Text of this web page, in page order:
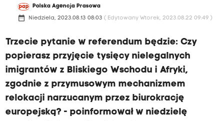
Polska Agencja Prasowa
date_range Niedziela, 2023.08.13 08:03 ( Edytowany Wtorek, 2023.08.22 09:49 )
Trzecie pytanie w referendum będzie: Czy
popierasz przyjęcie tysięcy nielegalnych
imigrantów z Bliskiego Wschodu i Afryki,
zgodnie z przymusowym mechanizmem
relokacji narzucanym przez biurokrację
europejską? - poinformował w niedzielę